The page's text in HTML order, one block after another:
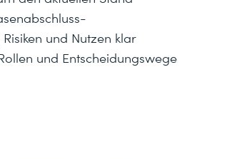
und Nutzen klar
und Entscheidungswege